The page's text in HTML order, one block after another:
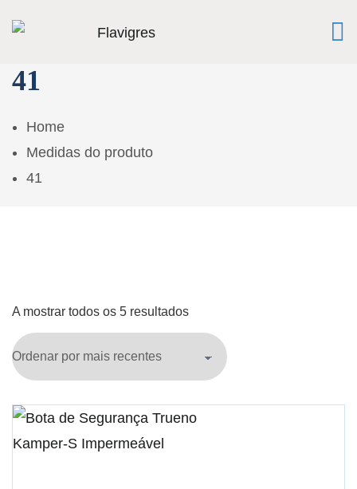
41
Home
Medidas do produto
41
A mostrar todos os 5 resultados